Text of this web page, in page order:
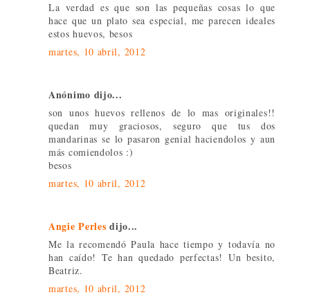
La verdad es que son las pequeñas cosas lo que
hace que un plato sea especial, me parecen ideales
estos huevos, besos
martes, 10 abril, 2012
Anónimo dijo...
son unos huevos rellenos de lo mas originales!!
quedan muy graciosos, seguro que tus dos
mandarinas se lo pasaron genial haciendolos y aun
más comiendolos :)
besos
martes, 10 abril, 2012
Angie Perles dijo...
Me la recomendó Paula hace tiempo y todavía no
han caído! Te han quedado perfectas! Un besito,
Beatriz.
martes, 10 abril, 2012